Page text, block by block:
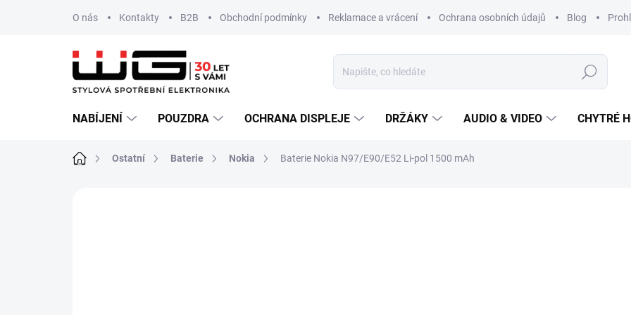
O nás Kontakty B2B Obchodní podmínky Reklamace a vrácení Ochrana osobních údajů Blog
Hledat
NABÍJENÍ POUZDRA OCHRANA DISPLEJE DRŽÁKY AUDIO & VIDEO CHYTRÉ
Domů Ostatní Baterie Nokia Baterie Nokia N97/E90/E52 Li-pol 1500 mAh